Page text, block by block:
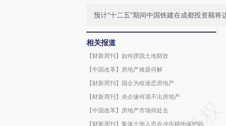
预计“十二五”期间中国铁建在成都投资额将
相关报道
【财新周刊】如何摆脱土地财政
【中国改革】房地产难题何解
【财新周刊】国企为啥迷恋房地产
【财新周刊】央企缘何退不出房地产
【中国改革】房地产市场何处去
【财新周刊】集体土地入市会冲击耕地保护吗